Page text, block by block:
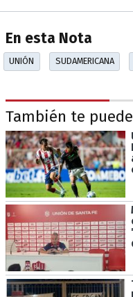
En esta Nota
UNIÓN SUDAMERICANA
También te